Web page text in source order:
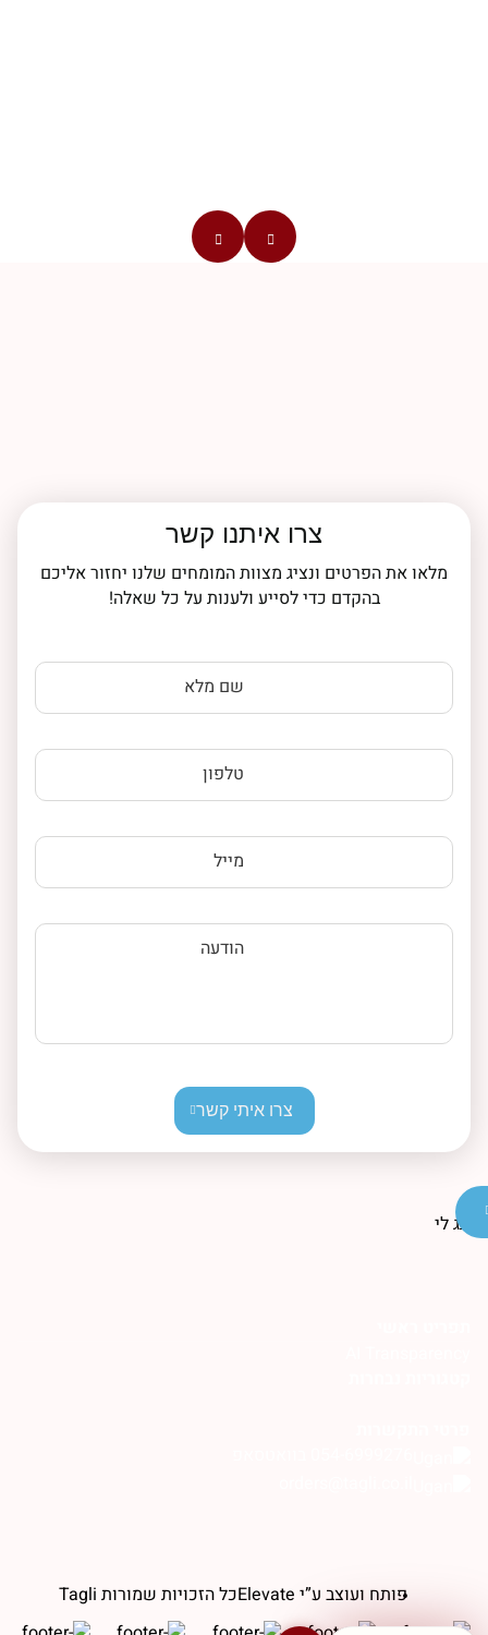
צרו איתנו קשר
מלאו את הפרטים ונציג מצוות המומחים שלנו יחזור אליכם
בהקדם כדי לסייע ולענות על כל שאלה!
שם מלא
טלפון
מייל
הודעה
צרו איתי קשר
פותח ועוצב ע”י Elevate כל הזכויות שמורות Tagli